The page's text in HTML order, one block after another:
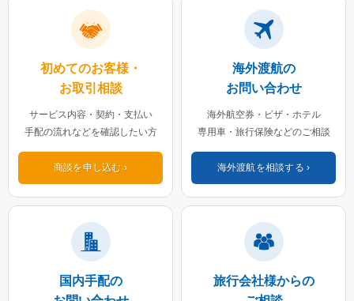
初めてのお客様・
お取引相談
サービス内容・契約・支払い
手配の流れなどを確認したい方
商談を申し込む
海外渡航の
お問い合わせ
海外航空券・ビザ・ホテル
専用車・旅行保険などのご相談
海外渡航を相談する
国内手配の
旅行会社様からの